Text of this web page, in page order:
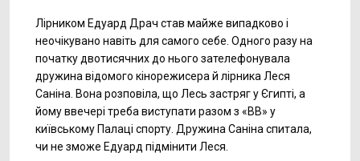
Лірником Едуард Драч став майже випадково і
неочікувано навіть для самого себе. Одного разу на
початку двотисячних до нього зателефонувала
дружина відомого кінорежисера й лірника Леся
Саніна. Вона розповіла, що Лесь застряг у Єгипті, а
йому ввечері треба виступати разом з «ВВ» у
київському Палаці спорту. Дружина Саніна спитала,
чи не зможе Едуард підмінити Леся.